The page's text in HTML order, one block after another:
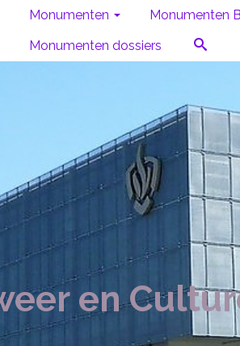
Monumenten Monumenten
Monumenten dossiers
en